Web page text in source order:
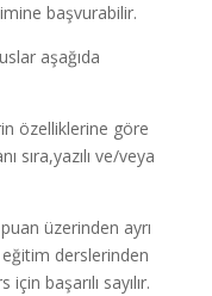
başvurabilir.
aşağıda
özelliklerine göre
sıra,yazılı ve/veya
üzerinden ayrı
eğitim derslerinden
başarılı sayılır.